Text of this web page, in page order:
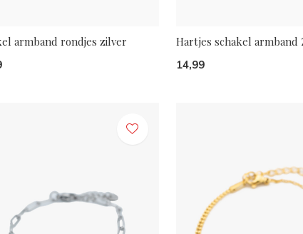
armband rondjes zilver Hartjes schakel armband
14,99